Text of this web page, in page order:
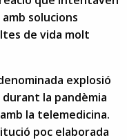
solucions
de vida molt
explosió
la pandèmia
la telemedicina.
poc elaborada